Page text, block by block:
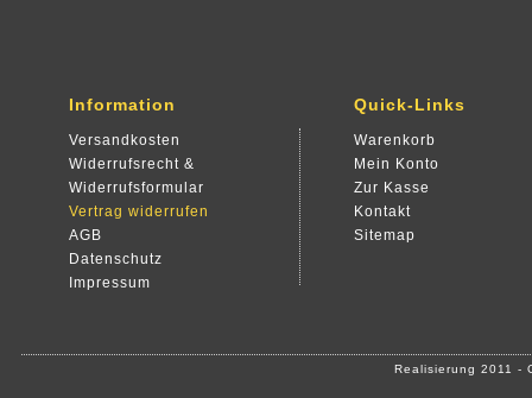
Information
Versandkosten
Widerrufsrecht &
Widerrufsformular
Vertrag widerrufen
AGB
Datenschutz
Impressum
Quick-Links
Warenkorb
Mein Konto
Zur Kasse
Kontakt
Sitemap
Realisierung 2011 -